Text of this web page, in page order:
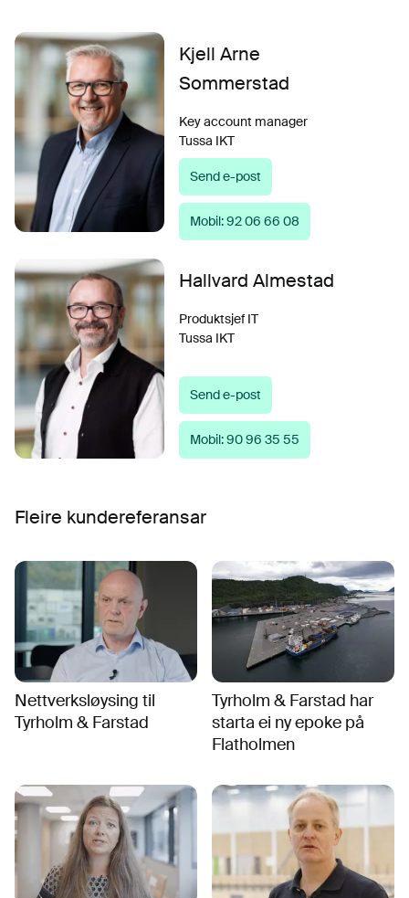
Kjell Arne
Sommerstad
Key account manager
Tussa IKT
Send e-post
Mobil: 92 06 66 08
Hallvard Almestad
Produktsjef IT
Tussa IKT
Send e-post
Mobil: 90 96 35 55
Fleire kundereferansar
Nettverksløysing til
Tyrholm & Farstad
Tyrholm & Farstad har
starta ei ny epoke på
Flatholmen